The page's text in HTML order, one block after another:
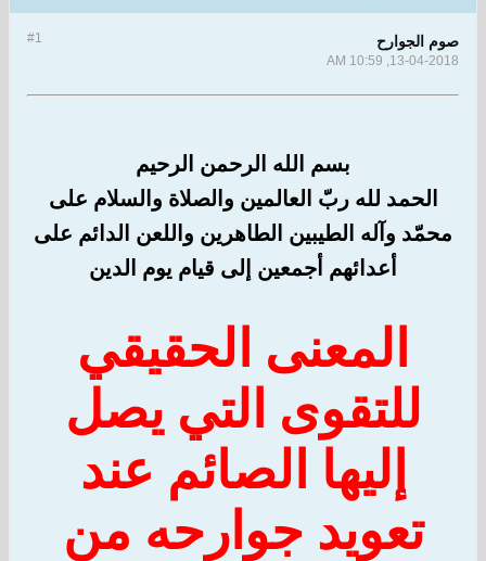
#1 صوم الجوارح
13-04-2018, 10:59 AM
بسم الله الرحمن الرحيم
الحمد لله ربّ العالمين والصلاة والسلام على
محمّد وآله الطيبين الطاهرين واللعن الدائم على
أعدائهم أجمعين إلى قيام يوم الدين
المعنى الحقيقي
للتقوى التي يصل
إليها الصائم عند
تعويد جوارحه من